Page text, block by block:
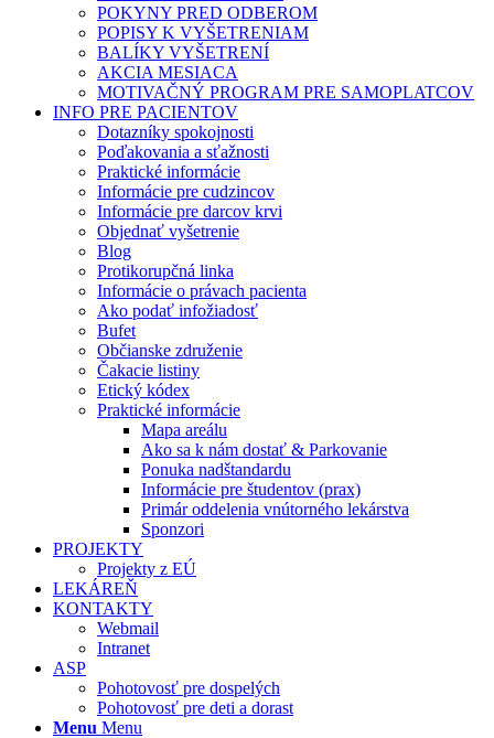
POKYNY PRED ODBEROM
POPISY K VYŠETRENIAM
BALÍKY VYŠETRENÍ
AKCIA MESIACA
MOTIVAČNÝ PROGRAM PRE SAMOPLATCOV
INFO PRE PACIENTOV
Dotazníky spokojnosti
Poďakovania a sťažnosti
Praktické informácie
Informácie pre cudzincov
Informácie pre darcov krvi
Objednať vyšetrenie
Blog
Protikorupčná linka
Informácie o právach pacienta
Ako podať infožiadosť
Bufet
Občianske združenie
Čakacie listiny
Etický kódex
Praktické informácie
Mapa areálu
Ako sa k nám dostať & Parkovanie
Ponuka nadštandardu
Informácie pre študentov (prax)
Primár oddelenia vnútorného lekárstva
Sponzori
PROJEKTY
Projekty z EÚ
LEKÁREŇ
KONTAKTY
Webmail
Intranet
ASP
Pohotovosť pre dospelých
Pohotovosť pre deti a dorast
Menu Menu